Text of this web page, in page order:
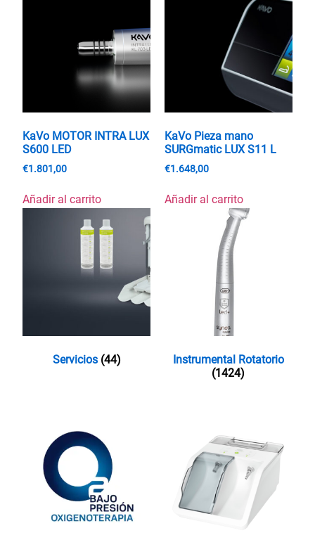
KaVo MOTOR INTRA LUX
S600 LED
€1.801,00
Añadir al carrito
KaVo Pieza mano
SURGmatic LUX S11 L
€1.648,00
Añadir al carrito
Servicios (44)
Instrumental Rotatorio
(1424)